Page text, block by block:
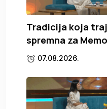
Tradicija koja
spremna za
07.08.2026.